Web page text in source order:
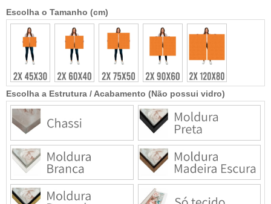
Escolha a Estrutura / Acabamento (Não possui vidro)
Escolha o Tamanho (cm)